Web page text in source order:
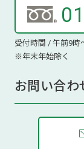
受付時間 / 午前9時
※年末年始除く
お問い合わ